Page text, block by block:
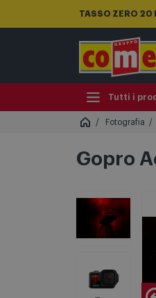
TASSO ZERO 20
Tutti i
Fotografia
Gopro